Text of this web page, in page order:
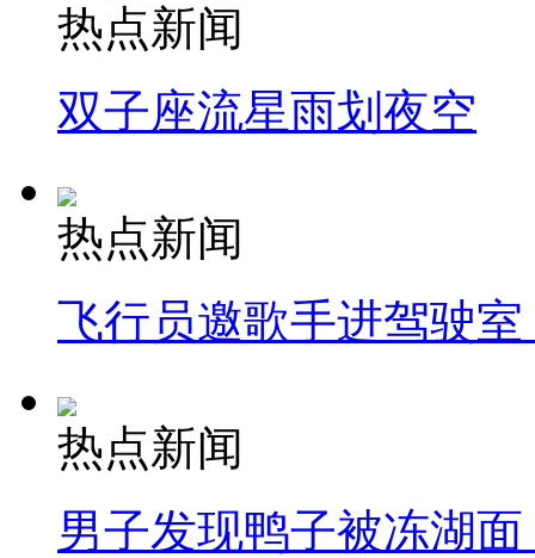
热点新闻
双子座流星雨划夜空
热点新闻
飞行员邀歌手进驾驶
热点新闻
男子发现鸭子被冻湖